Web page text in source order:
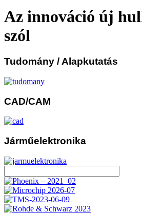
Az innováció új
szól
Tudomány / Alapkutatás
CAD/CAM
Járműelektronika